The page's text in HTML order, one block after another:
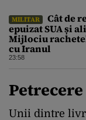
MILITAR
Cât de
epuizat SUA și
Mijlociu
cu Iranul
23:58
Unii dintre